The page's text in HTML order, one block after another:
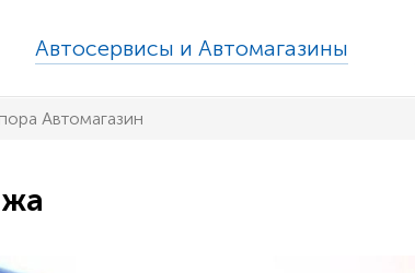
Автосервисы и Автомагазины
Автомагазин